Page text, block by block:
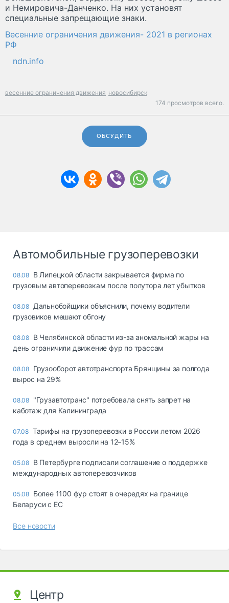
и Немировича-Данченко. На них установят
специальные запрещающие знаки.
Весенние ограничения движения- 2021 в регионах
РФ
ndn.info
весенние ограничения движения новосибирск
174 просмотров всего.
ОБСУДИТЬ
Автомобильные грузоперевозки
08.08 В Липецкой области закрывается фирма по
грузовым автоперевозкам после полутора лет убытков
08.08 Дальнобойщики объяснили, почему водители
грузовиков мешают обгону
08.08 В Челябинской области из-за аномальной жары на
день ограничили движение фур по трассам
08.08 Грузооборот автотранспорта Брянщины за полгода
вырос на 29%
08.08 "Грузавтотранс" потребовала снять запрет на
каботаж для Калининграда
07.08 Тарифы на грузоперевозки в России летом 2026
года в среднем выросли на 12–15%
05.08 В Петербурге подписали соглашение о поддержке
международных автоперевозчиков
05.08 Более 1100 фур стоят в очередях на границе
Беларуси с ЕС
Все новости
Центр